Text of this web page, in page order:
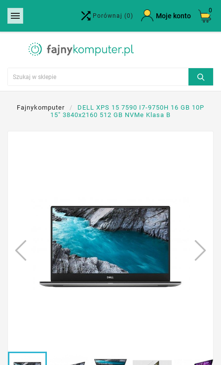
  Porównaj (0) Moje konto
0
Fajnykomputer
DELL XPS 15 7590 I7-9750H 16 GB 10P
15" 3840x2160 512 GB NVMe Klasa B
Utwórz listę życzeń ×
Nazwa listy życzeń
Anuluj Utwórz listę życzeń